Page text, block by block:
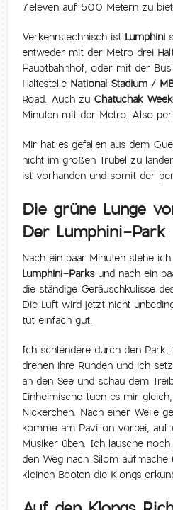
7eleven auf 500 Metern zu
Verkehrstechnisch ist Lumphini
entweder mit der Metro drei
Hauptbahnhof, oder mit der
Haltestelle National Stadium /
Road. Auch zu Chatuchak
Minuten mit der Metro. Also
Mir hat es gefallen aus dem
nicht im großen Trubel zu
ist vorhanden und somit der
Die grüne Lunge
Der Lumphini-Park
Nach ein paar Minuten stehe
Lumphini-Parksund nach ein
die ständige Geräuschkulisse
Die Luft wird jetzt nicht
tut einfach gut.
Ich schlendere durch den
drehen ihre Runden und ich
an den See und schau dem
Einheimische tuen es mir
Nickerchen. Nach einer Weile
komme am Pavillon vorbei, auf
Musiker üben. Ich lausche
den Weg nach Silom
kleinen Booten die Klongs